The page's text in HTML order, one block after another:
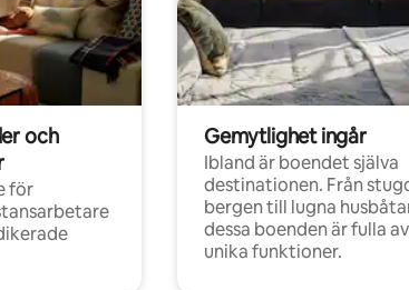
och
för
Gemytlighet ingår
Ibland är boendet själva
destinationen. Från
bergen till lugna
dessa boenden är fulla av
unika funktioner.